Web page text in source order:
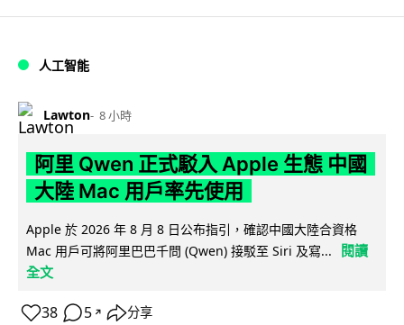
人工智能
Lawton 8 小時
阿里 Qwen 正式駁入 Apple 生態 中國
大陸 Mac 用戶率先使用
Apple 於 2026 年 8 月 8 日公布指引，確認中國大陸合資格
Mac 用戶可將阿里巴巴千問 (Qwen) 接駁至 Siri 及寫...
閱讀
全文
38 5 ↗ 分享